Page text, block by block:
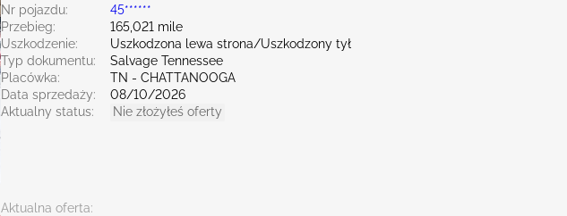
Nr pojazdu:
45******
Przebieg:
165,021 mile
Uszkodzenie:
Uszkodzona lewa strona/Uszkodzony tył
Typ dokumentu:
Salvage Tennessee
Placówka:
TN - CHATTANOOGA
Data sprzedaży:
08/10/2026
Aktualny status:
Nie złożyłeś oferty
Aktualna oferta: